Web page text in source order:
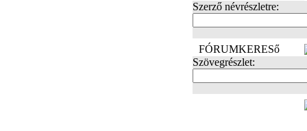
Szerző névrészletre:
FÓRUMKERESő
Szövegrészlet: